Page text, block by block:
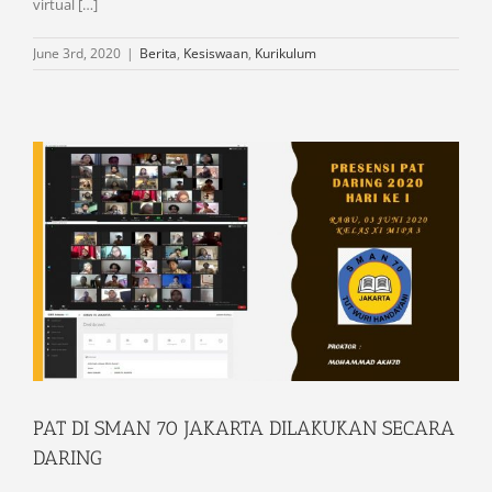
virtual […]
June 3rd, 2020 | Berita, Kesiswaan, Kurikulum
PAT DI SMAN 70 JAKARTA DILAKUKAN SECARA
DARING